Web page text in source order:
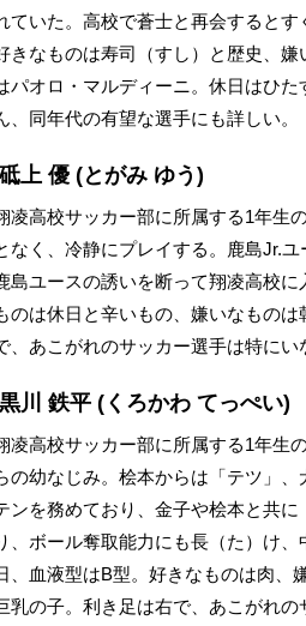
ていた。高校で蒼士と再会するとす
きなものは寿司（すし）と歴史、
パオロ・マルディーニ。休日はひ
、同年代の有望な選手にも詳しい。
砥上 優 (とがみ ゆう)
凌高校サッカー部に所属する1年生
なく、冷静にプレイする。鹿島Jr.
島ユースの誘いを断って翔凌高校
のは休日と辛いもの、嫌いなもの
、あこがれのサッカー選手は特にい
黒川 鉄平 (くろかわ てっぺい)
凌高校サッカー部に所属する1年生
の幼なじみ。桧本からは「テツ」
ンを務めており、金子や桧本と共
、ボール奪取能力にも長（た）け
、血液型はB型。好きなものは肉、
乳の子。利き足は右で、あこがれ